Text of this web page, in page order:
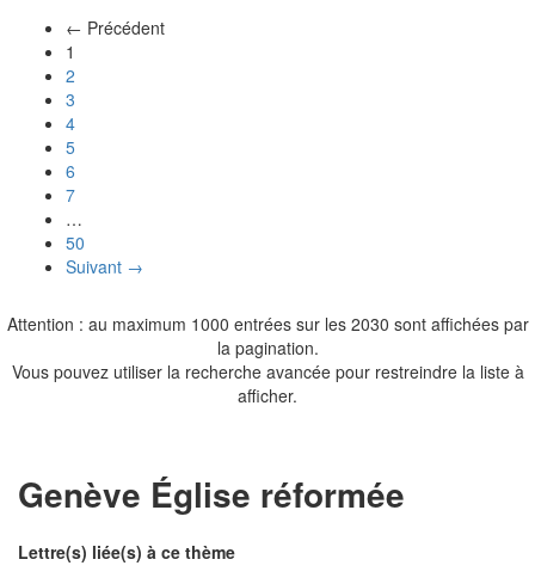
← Précédent
1
2
3
4
5
6
7
…
50
Suivant →
Attention : au maximum 1000 entrées sur les 2030 sont affichées par
la pagination.
Vous pouvez utiliser la recherche avancée pour restreindre la liste à
afficher.
Genève Église réformée
Lettre(s) liée(s) à ce thème